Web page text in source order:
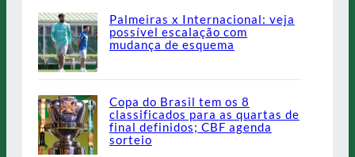
Palmeiras x Internacional: veja
possível escalação com
mudança de esquema
Copa do Brasil tem os 8
classificados para as quartas de
final definidos; CBF agenda
sorteio